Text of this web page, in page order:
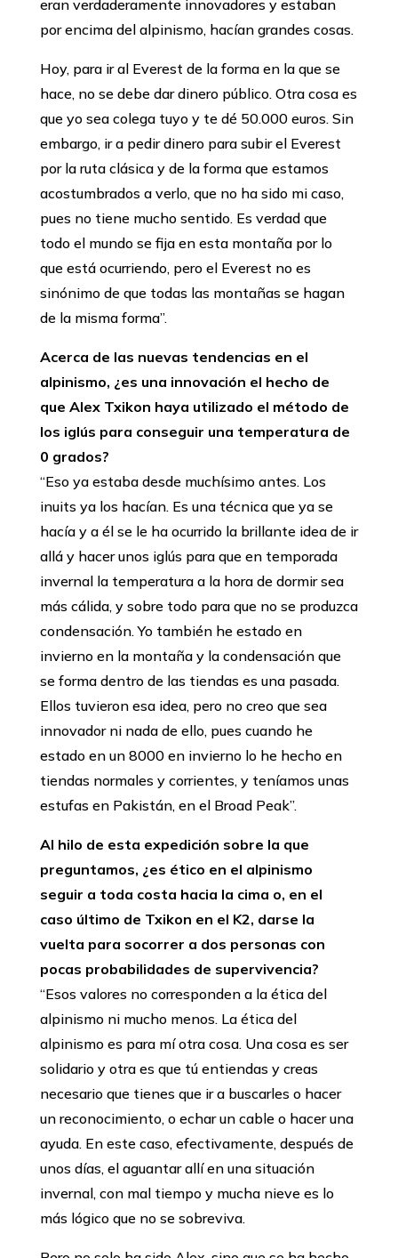
eran verdaderamente innovadores y estaban
por encima del alpinismo, hacían grandes cosas.
Hoy, para ir al Everest de la forma en la que se
hace, no se debe dar dinero público. Otra cosa es
que yo sea colega tuyo y te dé 50.000 euros. Sin
embargo, ir a pedir dinero para subir el Everest
por la ruta clásica y de la forma que estamos
acostumbrados a verlo, que no ha sido mi caso,
pues no tiene mucho sentido. Es verdad que
todo el mundo se fija en esta montaña por lo
que está ocurriendo, pero el Everest no es
sinónimo de que todas las montañas se hagan
de la misma forma’’.
Acerca de las nuevas tendencias en el
alpinismo, ¿es una innovación el hecho de
que Alex Txikon haya utilizado el método de
los iglús para conseguir una temperatura de
0 grados?
‘‘Eso ya estaba desde muchísimo antes. Los
inuits ya los hacían. Es una técnica que ya se
hacía y a él se le ha ocurrido la brillante idea de ir
allá y hacer unos iglús para que en temporada
invernal la temperatura a la hora de dormir sea
más cálida, y sobre todo para que no se produzca
condensación. Yo también he estado en
invierno en la montaña y la condensación que
se forma dentro de las tiendas es una pasada.
Ellos tuvieron esa idea, pero no creo que sea
innovador ni nada de ello, pues cuando he
estado en un 8000 en invierno lo he hecho en
tiendas normales y corrientes, y teníamos unas
estufas en Pakistán, en el Broad Peak’’.
Al hilo de esta expedición sobre la que
preguntamos, ¿es ético en el alpinismo
seguir a toda costa hacia la cima o, en el
caso último de Txikon en el K2, darse la
vuelta para socorrer a dos personas con
pocas probabilidades de supervivencia?
‘‘Esos valores no corresponden a la ética del
alpinismo ni mucho menos. La ética del
alpinismo es para mí otra cosa. Una cosa es ser
solidario y otra es que tú entiendas y creas
necesario que tienes que ir a buscarles o hacer
un reconocimiento, o echar un cable o hacer una
ayuda. En este caso, efectivamente, después de
unos días, el aguantar allí en una situación
invernal, con mal tiempo y mucha nieve es lo
más lógico que no se sobreviva.